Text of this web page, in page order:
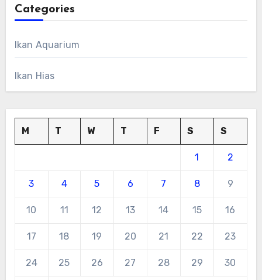
Categories
Ikan Aquarium
Ikan Hias
M T W T F S S
1 2
3 4 5 6 7 8 9
10 11 12 13 14 15 16
17 18 19 20 21 22 23
24 25 26 27 28 29 30